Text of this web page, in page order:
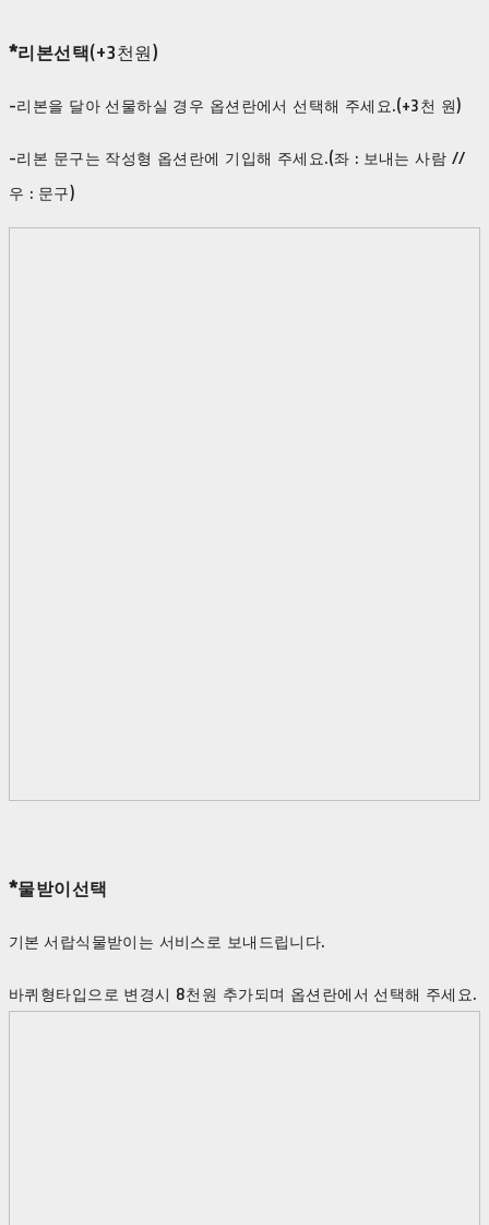
*리본선택(+3천원)
-리본을 달아 선물하실 경우 옵션란에서 선택해 주세요.(+3천 원)
-리본 문구는 작성형 옵션란에 기입해 주세요.(좌 : 보내는 사람 //
우 : 문구)
*물받이선택
기본 서랍식물받이는 서비스로 보내드립니다.
바퀴형타입으로 변경시 8천원 추가되며 옵션란에서 선택해 주세요.